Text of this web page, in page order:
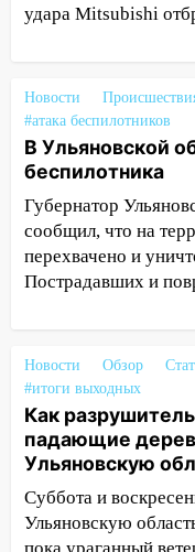
09:16 Утро
началось с
09:10 Соцсети:
Ульяновске
08:02 В
выявили
07:00
день: прогноз
06:00
Как
потопы и
парализовали
за выходные
05:50 Пять
смертельная
05:00 Боль,
удара Mitsubishi
Новости
#атака беспилотников
В Ульяновской
беспилотника
Губернатор
сообщил, что на
перехвачено и
Пострадавших и
Новости Обзор
#итоги выходных
Как
падающие
Ульяновскую
Суббота и
Ульяновскую